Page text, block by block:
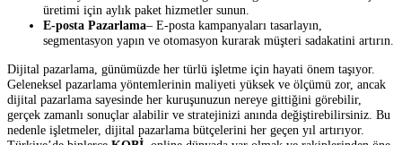
üretimi için aylık paket hizmetler sunun.
E-posta Pazarlama– E-posta kampanyaları tasarlayın,
segmentasyon yapın ve otomasyon kurarak müşteri sadakatini artırın.
Dijital pazarlama, günümüzde her türlü işletme için hayati önem taşıyor.
Geleneksel pazarlama yöntemlerinin maliyeti yüksek ve ölçümü zor, ancak
dijital pazarlama sayesinde her kuruşunuzun nereye gittiğini görebilir,
gerçek zamanlı sonuçlar alabilir ve stratejinizi anında değiştirebilirsiniz. Bu
nedenle işletmeler, dijital pazarlama bütçelerini her geçen yıl artırıyor.